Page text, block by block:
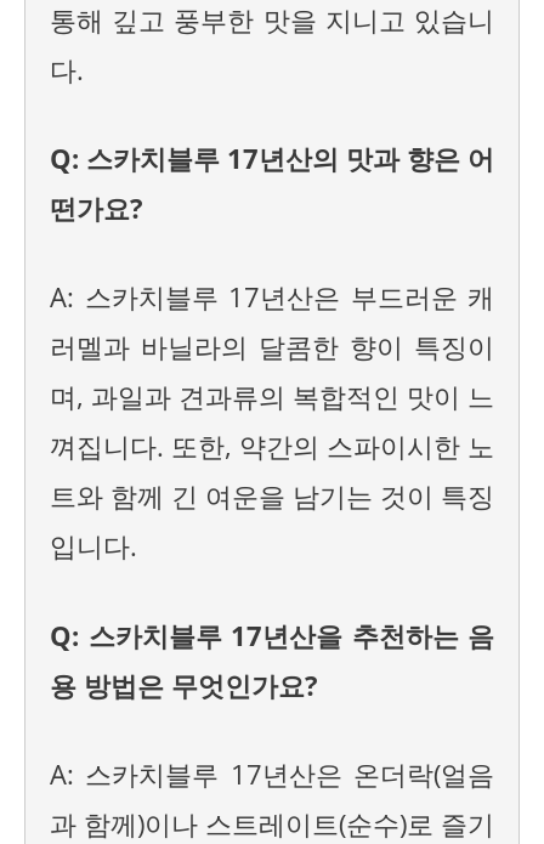
통해 깊고 풍부한 맛을 지니고 있습니
다.
Q: 스카치블루 17년산의 맛과 향은 어
떤가요?
A: 스카치블루 17년산은 부드러운 캐
러멜과 바닐라의 달콤한 향이 특징이
며, 과일과 견과류의 복합적인 맛이 느
껴집니다. 또한, 약간의 스파이시한 노
트와 함께 긴 여운을 남기는 것이 특징
입니다.
Q: 스카치블루 17년산을 추천하는 음
용 방법은 무엇인가요?
A: 스카치블루 17년산은 온더락(얼음
과 함께)이나 스트레이트(순수)로 즐기